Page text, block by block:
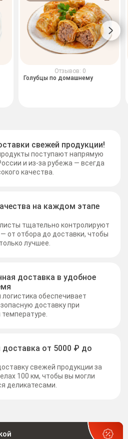
Отзывов: 0
Голубцы по домашнему
свежей продукции!
поступают напрямую
и из-за рубежа — всегда
качества.
на каждом этапе
тщательно контролируют
от отбора до доставки, чтобы
лучшее.
доставка в удобное
обеспечивает
доставку при
доставка от 5000 ₽ до
свежей продукции за
100 км, чтобы вы могли
деликатесами.